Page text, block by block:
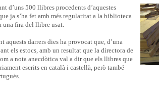
d’uns 500 llibres procedents d’aquestes
ja s’ha fet amb més regularitat a la biblioteca
una fira del llibre usat.
aquests darrers dies ha provocat que, d’una
els estocs, amb un resultat que la directora de
a nota anecdòtica val a dir que els llibres que
escrits en català i castellà, però també